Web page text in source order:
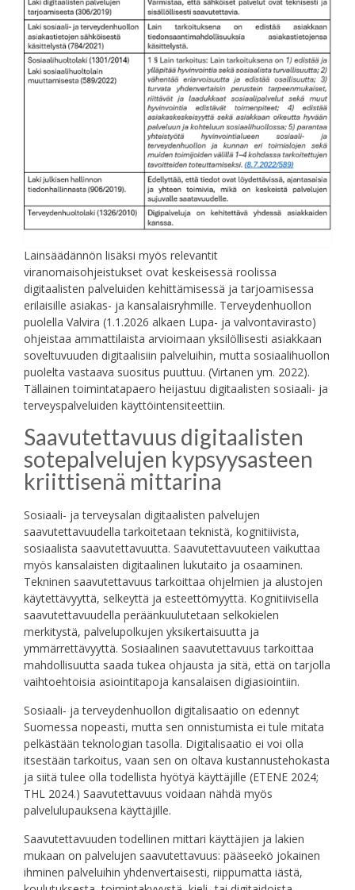
Lainsäädännön lisäksi myös relevantit
viranomaisohjeistukset ovat keskeisessä roolissa
digitaalisten palveluiden kehittämisessä ja tarjoamisessa
erilaisille asiakas- ja kansalaisryhmille. Terveydenhuollon
puolella Valvira (1.1.2026 alkaen Lupa- ja valvontavirasto)
ohjeistaa ammattilaista arvioimaan yksilöllisesti asiakkaan
soveltuvuuden digitaalisiin palveluihin, mutta sosiaalihuollon
puolelta vastaava suositus puuttuu. (Virtanen ym. 2022).
Tällainen toimintatapaero heijastuu digitaalisten sosiaali- ja
terveyspalveluiden käyttöintensiteettiin.
Saavutettavuus digitaalisten
sotepalvelujen kypsyysasteen
kriittisenä mittarina
Sosiaali- ja terveysalan digitaalisten palvelujen
saavutettavuudella tarkoitetaan teknistä, kognitiivista,
sosiaalista saavutettavuutta. Saavutettavuuteen vaikuttaa
myös kansalaisten digitaalinen lukutaito ja osaaminen.
Tekninen saavutettavuus tarkoittaa ohjelmien ja alustojen
käytettävyyttä, selkeyttä ja esteettömyyttä. Kognitiivisella
saavutettavuudella peräänkuulutetaan selkokielen
merkitystä, palvelupolkujen yksikertaisuutta ja
ymmärrettävyyttä. Sosiaalinen saavutettavuus tarkoittaa
mahdollisuutta saada tukea ohjausta ja sitä, että on tarjolla
vaihtoehtoisia asiointitapoja kansalaisen digiasiointiin.
Sosiaali‑ ja terveydenhuollon digitalisaatio on edennyt
Suomessa nopeasti, mutta sen onnistumista ei tule mitata
pelkästään teknologian tasolla. Digitalisaatio ei voi olla
itsestään tarkoitus, vaan sen on oltava kustannustehokasta
ja siitä tulee olla todellista hyötyä käyttäjille (ETENE 2024;
THL 2024.) Saavutettavuus voidaan nähdä myös
palvelulupauksena käyttäjille.
Saavutettavuuden todellinen mittari käyttäjien ja lakien
mukaan on palvelujen saavutettavuus: pääseekö jokainen
ihminen palveluihin yhdenvertaisesti, riippumatta iästä,